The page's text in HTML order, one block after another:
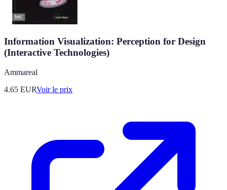
Information Visualization: Perception for Design
(Interactive Technologies)
Ammareal
4.65 EURVoir le prix